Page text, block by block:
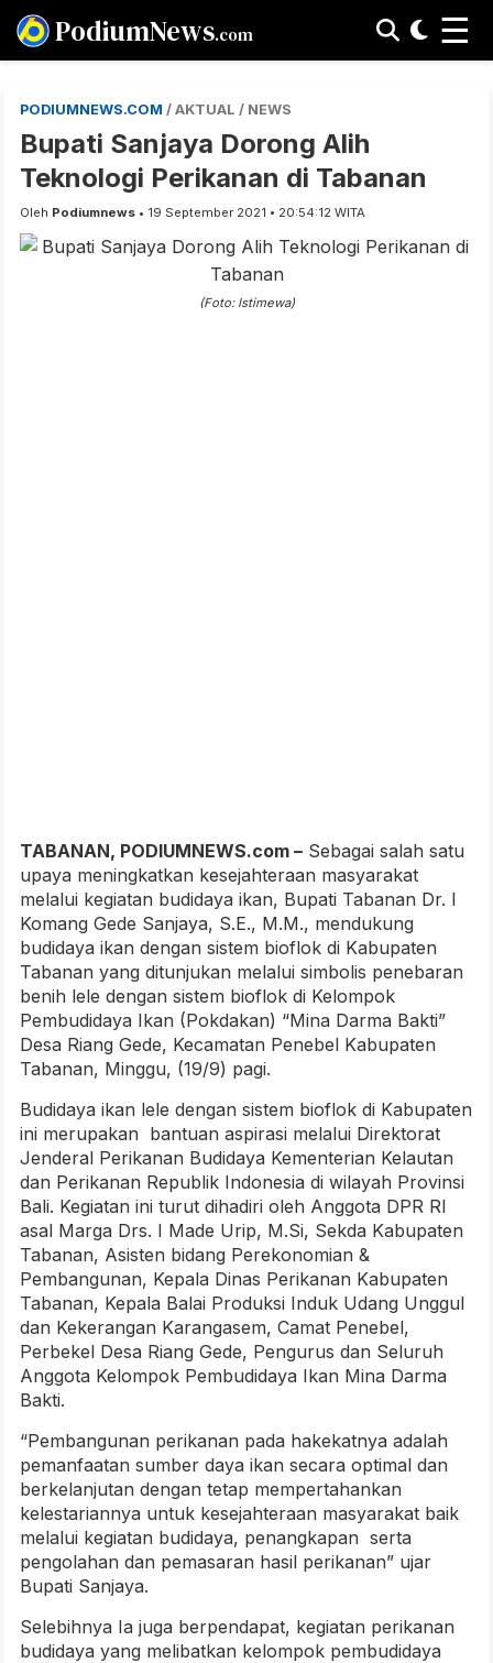
PodiumNews.com ☰
PODIUMNEWS.COM / AKTUAL / NEWS
Bupati Sanjaya Dorong Alih
Teknologi Perikanan di Tabanan
Oleh Podiumnews • 19 September 2021 • 20:54:12 WITA
(Foto: Istimewa)
TABANAN, PODIUMNEWS.com – Sebagai salah satu
upaya meningkatkan kesejahteraan masyarakat
melalui kegiatan budidaya ikan, Bupati Tabanan Dr. I
Komang Gede Sanjaya, S.E., M.M., mendukung
budidaya ikan dengan sistem bioflok di Kabupaten
Tabanan yang ditunjukan melalui simbolis penebaran
benih lele dengan sistem bioflok di Kelompok
Pembudidaya Ikan (Pokdakan) “Mina Darma Bakti”
Desa Riang Gede, Kecamatan Penebel Kabupaten
Tabanan, Minggu, (19/9) pagi.
Budidaya ikan lele dengan sistem bioflok di Kabupaten
ini merupakan bantuan aspirasi melalui Direktorat
Jenderal Perikanan Budidaya Kementerian Kelautan
dan Perikanan Republik Indonesia di wilayah Provinsi
Bali. Kegiatan ini turut dihadiri oleh Anggota DPR RI
asal Marga Drs. I Made Urip, M.Si, Sekda Kabupaten
Tabanan, Asisten bidang Perekonomian &
Pembangunan, Kepala Dinas Perikanan Kabupaten
Tabanan, Kepala Balai Produksi Induk Udang Unggul
dan Kekerangan Karangasem, Camat Penebel,
Perbekel Desa Riang Gede, Pengurus dan Seluruh
Anggota Kelompok Pembudidaya Ikan Mina Darma
Bakti.
“Pembangunan perikanan pada hakekatnya adalah
pemanfaatan sumber daya ikan secara optimal dan
berkelanjutan dengan tetap mempertahankan
kelestariannya untuk kesejahteraan masyarakat baik
melalui kegiatan budidaya, penangkapan serta
pengolahan dan pemasaran hasil perikanan” ujar
Bupati Sanjaya.
Selebihnya Ia juga berpendapat, kegiatan perikanan
budidaya yang melibatkan kelompok pembudidaya